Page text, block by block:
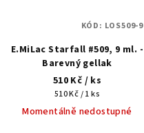
E.MiLac Starfall #509, 9 ml. -
Barevný gellak
510 Kč / ks
Měrná
cena:
510 Kč / 1 ks
Momentálně nedostupné
KÓD: LOS509-9